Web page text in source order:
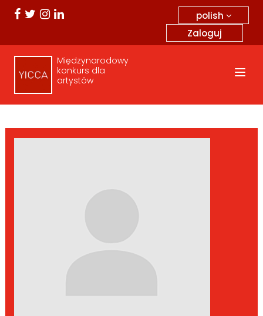
polish
Zaloguj
Międzynarodowy
konkurs dla
artystów